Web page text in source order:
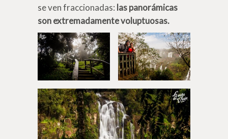
se ven fraccionadas: las panorámicas
son extremadamente voluptuosas.